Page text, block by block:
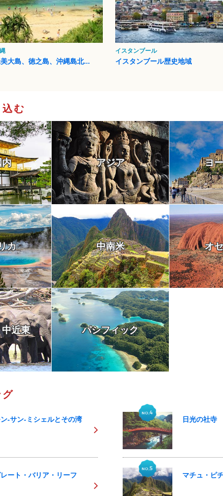
大島、徳之島、沖縄島北...
イスタンブール
イスタンブール歴史地域
む
内 アジア ヨ
カ 中南米 オ
近東 パシフィック
グ
-サン-ミシェルとその湾
ート・バリア・リーフ
日光の社寺
マチュ・ピ